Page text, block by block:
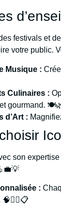
festivals et
votre public.
Musique :
Culinaires :
gourmand.
d’Art :
son
:
🧠🕵️‍♀️📋